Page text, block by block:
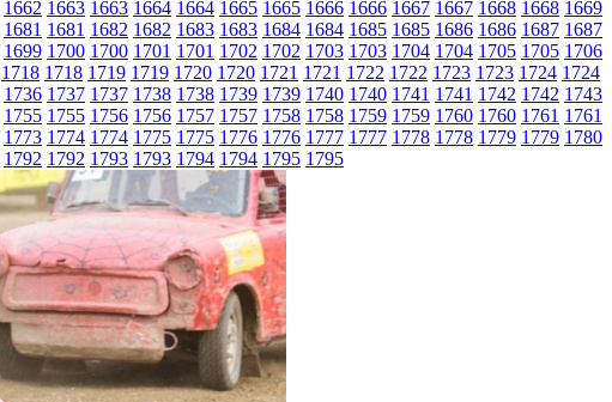
1662 1663 1663 1664 1664 1665 1665 1666 1666 1667 1667 1668 1668 1669
1681 1681 1682 1682 1683 1683 1684 1684 1685 1685 1686 1686 1687 1687
1699 1700 1700 1701 1701 1702 1702 1703 1703 1704 1704 1705 1705 1706
1718 1718 1719 1719 1720 1720 1721 1721 1722 1722 1723 1723 1724 1724
1736 1737 1737 1738 1738 1739 1739 1740 1740 1741 1741 1742 1742 1743
1755 1755 1756 1756 1757 1757 1758 1758 1759 1759 1760 1760 1761 1761
1773 1774 1774 1775 1775 1776 1776 1777 1777 1778 1778 1779 1779 1780
1792 1792 1793 1793 1794 1794 1795 1795